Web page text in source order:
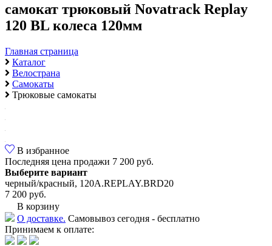
самокат трюковый Novatrack Replay
120 BL колеса 120мм
Главная страница
Каталог
Велострана
Самокаты
Трюковые самокаты
В избранное
Последняя цена продажи 7 200 руб.
Выберите вариант
черный/красный, 120A.REPLAY.BRD20
7 200 руб.
В корзину
О доставке. Самовывоз сегодня - бесплатно
Принимаем к оплате: